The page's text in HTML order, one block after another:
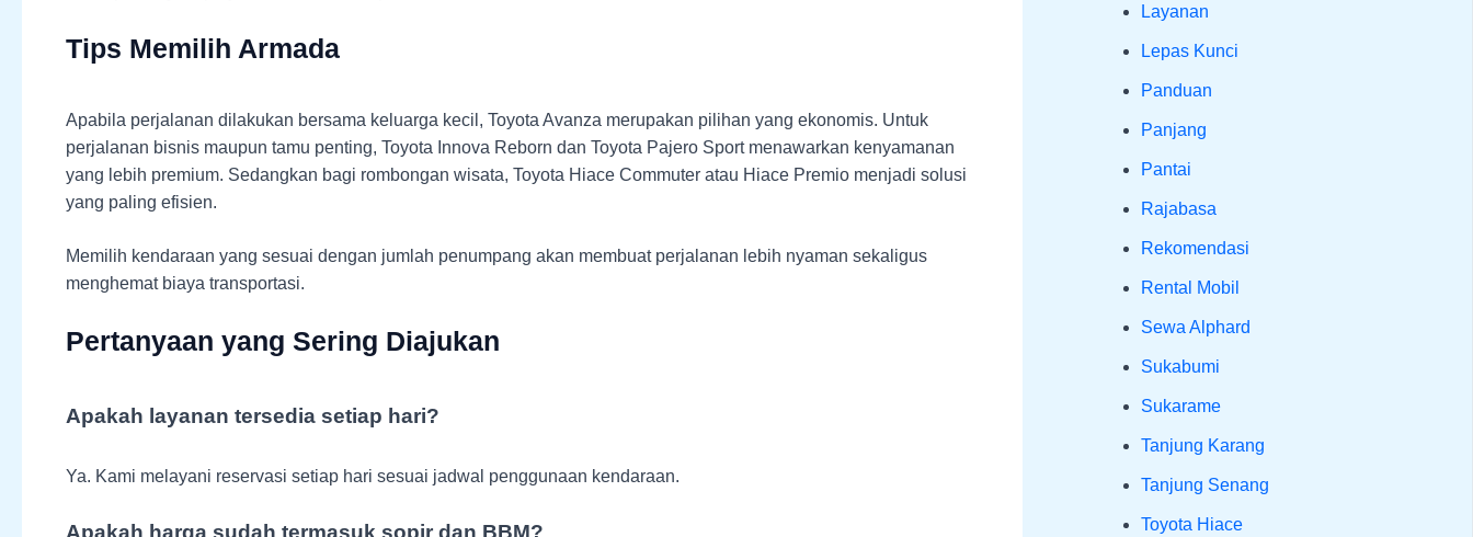
Tips Memilih Armada
Apabila perjalanan dilakukan bersama keluarga kecil, Toyota Avanza merupakan pilihan yang ekonomis. Untuk
perjalanan bisnis maupun tamu penting, Toyota Innova Reborn dan Toyota Pajero Sport menawarkan kenyamanan
yang lebih premium. Sedangkan bagi rombongan wisata, Toyota Hiace Commuter atau Hiace Premio menjadi solusi
yang paling efisien.
Memilih kendaraan yang sesuai dengan jumlah penumpang akan membuat perjalanan lebih nyaman sekaligus
menghemat biaya transportasi.
Pertanyaan yang Sering Diajukan
Apakah layanan tersedia setiap hari?
Ya. Kami melayani reservasi setiap hari sesuai jadwal penggunaan kendaraan.
Apakah harga sudah termasuk sopir dan BBM?
Layanan
Lepas Kunci
Panduan
Panjang
Pantai
Rajabasa
Rekomendasi
Rental Mobil
Sewa Alphard
Sukabumi
Sukarame
Tanjung Karang
Tanjung Senang
Toyota Hiace